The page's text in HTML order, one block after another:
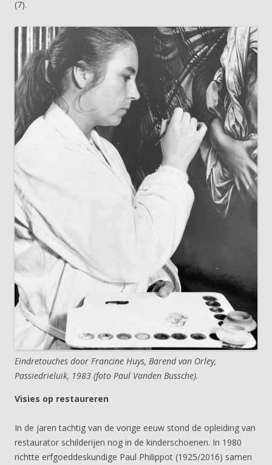
(7).
Eindretouches door Francine Huys, Barend van Orley,
Passiedrieluik, 1983 (foto Paul Vanden Bussche).
Visies op restaureren
In de jaren tachtig van de vorige eeuw stond de opleiding van
restaurator schilderijen nog in de kinderschoenen. In 1980
richtte erfgoeddeskundige Paul Philippot (1925/2016) samen